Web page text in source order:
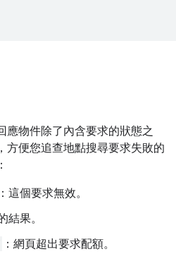
應物件除了內含要求的狀態之
方便您追查地點搜尋要求失敗的
：這個要求無效。
結果。
：網頁超出要求配額。